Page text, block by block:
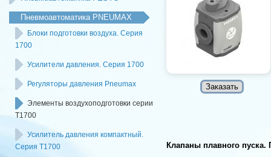
Пневмоавтоматика PNEUMAX
Блоки подготовки воздуха. Серия
1700
Усилители давления. Серия 1700
Регуляторы давления Pneumax
Элементы воздухоподготовки серии
Т1700
Усилитель давления компактный.
Серия T1700
Клапаны плавного пуска.